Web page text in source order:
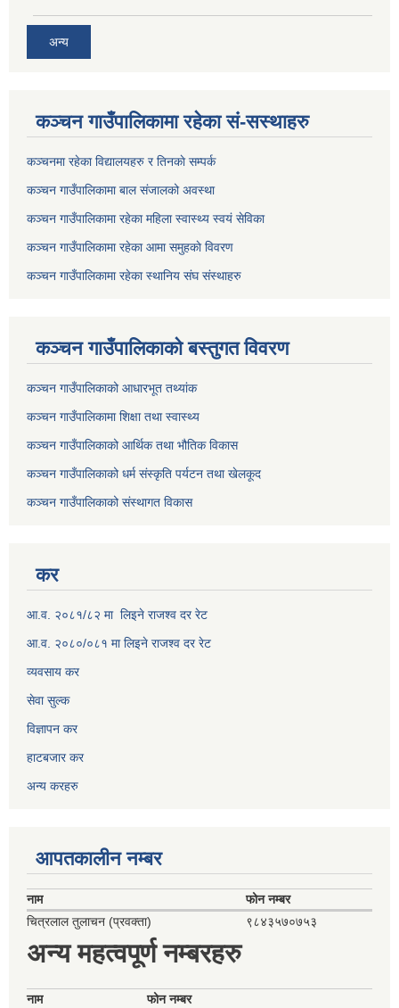
अन्य
कञ्चन गाउँपालिकामा रहेका सं-सस्थाहरु
कञ्चनमा रहेका विद्यालयहरु र तिनकाे सम्पर्क
कञ्चन गाउँपालिकामा बाल संजालको अवस्था
कञ्चन गाउँपालिकामा रहेका महिला स्वास्थ्य स्वयं सेविका
कञ्चन गाउँपालिकामा रहेका आमा समुहकाे विवरण
कञ्चन गाउँपालिकामा रहेका स्थानिय संघ संस्थाहरु
कञ्चन गाउँपालिकाकाे बस्तुगत विवरण
कञ्चन गाउँपालिकाको आधारभूत तथ्यांक
कञ्चन गाउँपालिकामा शिक्षा तथा स्वास्थ्य
कञ्चन गाउँपालिकाको आर्थिक तथा भौतिक विकास
कञ्चन गाउँपालिकाको धर्म संस्कृति पर्यटन तथा खेलकूद
कञ्चन गाउँपालिकाको संस्थागत विकास
कर
आ.व. २०८१/८२ मा लिइने राजश्व दर रेट
आ.व. २०८०/०८१ मा लिइने राजश्व दर रेट
व्यवसाय कर
सेवा सुल्क
विज्ञापन कर
हाटबजार कर
अन्य करहरु
आपतकालीन नम्बर
नाम
फोन नम्बर
चित्रलाल तुलाचन (प्रवक्ता)
९८४३५७०७५३
अन्य महत्वपूर्ण नम्बरहरु
नाम
फोन नम्बर